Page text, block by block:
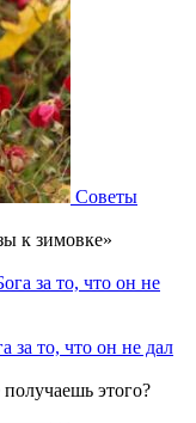
Советы
к зимовке»
за то, что он не дал
этого?